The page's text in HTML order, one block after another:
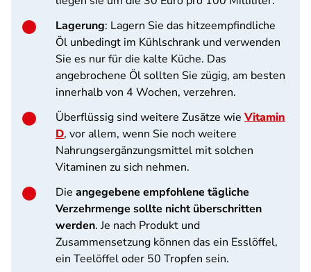
Lagerung: Lagern Sie das hitzeempfindliche
Öl unbedingt im Kühlschrank und verwenden
Sie es nur für die kalte Küche. Das
angebrochene Öl sollten Sie zügig, am besten
innerhalb von 4 Wochen, verzehren.
Überflüssig sind weitere Zusätze wie Vitamin
D, vor allem, wenn Sie noch weitere
Nahrungsergänzungsmittel mit solchen
Vitaminen zu sich nehmen.
Die angegebene empfohlene tägliche
Verzehrmenge sollte nicht überschritten
werden. Je nach Produkt und
Zusammensetzung können das ein Esslöffel,
ein Teelöffel oder 50 Tropfen sein.